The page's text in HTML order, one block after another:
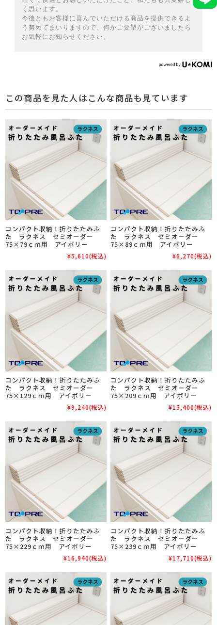
く思います。
今後ともお客様に喜んでいただける商品を提供できるよ
う努めてまいりますので、何かご要望がございましたら
お気軽にお知らせください。
この商品を見た人はこんな商品も見ています
コンパクト収納！折りたたみふ
た ラクネス セミオーダー
75×79ｃｍ用 アイボリー
¥5,610(税込)
コンパクト収納！折りたたみふ
た ラクネス セミオーダー
75×89ｃｍ用 アイボリー
¥6,270(税込)
コンパクト収納！折りたたみふ
た ラクネス セミオーダー
75×129ｃｍ用 アイボリー
¥9,240(税込)
コンパクト収納！折りたたみふ
た ラクネス セミオーダー
75×209ｃｍ用 アイボリー
¥15,400(税込)
コンパクト収納！折りたたみふ
た ラクネス セミオーダー
75×229ｃｍ用 アイボリー
¥16,940(税込)
コンパクト収納！折りたたみふ
た ラクネス セミオーダー
75×239ｃｍ用 アイボリー
¥17,710(税込)